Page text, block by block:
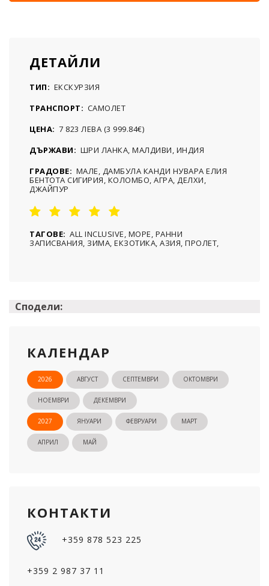
ДЕТАЙЛИ
ТИП: ЕКСКУРЗИЯ
ТРАНСПОРТ: САМОЛЕТ
ЦЕНА: 7 823 ЛЕВА (3 999.84€)
ДЪРЖАВИ: ШРИ ЛАНКА, МАЛДИВИ, ИНДИЯ
ГРАДОВЕ: МАЛЕ, ДАМБУЛА КАНДИ НУВАРА ЕЛИЯ
БЕНТОТА СИГИРИЯ, КОЛОМБО, АГРА, ДЕЛХИ,
ДЖАЙПУР
ТАГОВЕ: ALL INCLUSIVE, МОРЕ, РАННИ
ЗАПИСВАНИЯ, ЗИМА, ЕКЗОТИКА, АЗИЯ, ПРОЛЕТ,
Сподели:
КАЛЕНДАР
2026 АВГУСТ СЕПТЕМВРИ ОКТОМВРИ
НОЕМВРИ ДЕКЕМВРИ
2027 ЯНУАРИ ФЕВРУАРИ МАРТ
АПРИЛ МАЙ
КОНТАКТИ
+359 878 523 225
+359 2 987 37 11